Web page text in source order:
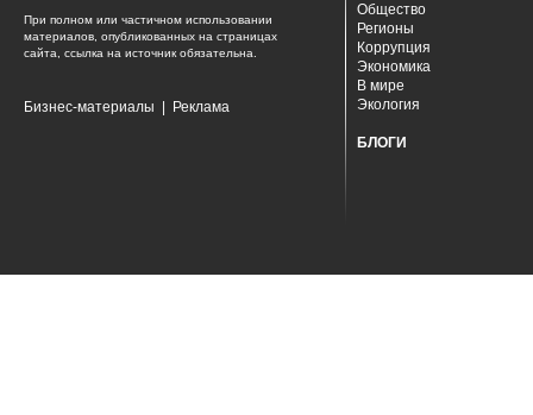
При полном или частичном использовании
материалов, опубликованных на страницах
сайта, ссылка на источник обязательна.
Бизнес-материалы Реклама
Общество
Регионы
Коррупция
Экономика
В мире
Экология
БЛОГИ